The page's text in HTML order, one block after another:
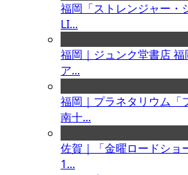
福岡「ストレンジャー・
LI...
福岡｜ジュンク堂書店
ア...
福岡｜プラネタリウム「
南十...
佐賀｜「金曜ロードショ
1...